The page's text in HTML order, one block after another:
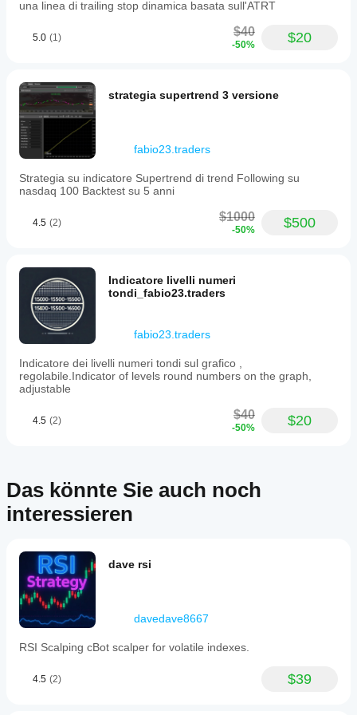
Marktdaten in
und Mac durch.
Optimierungsdatei
Performance
Die Performance
Broker-
Bedingungen,
Spreads und
Ausführungsqualität
variieren. Das
Testen des Bots in
Umgebung hilft
Ihnen zu verstehen,
Performance er im
una linea di trailing stop dinamica basata sull'ATRT
5.0 (1) $40
-50% $20
strategia supertrend 3 versione
fabio23.traders
Strategia su indicatore Supertrend di trend Following su
nasdaq 100 Backtest su 5 anni
4.5 (2) $1000
-50% $500
Indicatore livelli numeri
tondi_fabio23.traders
fabio23.traders
Indicatore dei livelli numeri tondi sul grafico ,
regolabile.Indicator of levels round numbers on the graph,
adjustable
4.5 (2) $40
-50% $20
Das könnte Sie auch noch
interessieren
dave rsi
davedave8667
RSI Scalping cBot scalper for volatile indexes.
4.5 (2) $39